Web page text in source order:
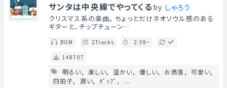
サンタは中央線でやってくる by しゃろう
クリスマス系の楽曲。 ちょっとだけネオソウル感のある
ギターと、チップチューン…
BGM 2Tracks
2:59~
148707
明るい 楽しい 温かい 優しい お洒落
可愛い
四拍子
遅い ﾎﾟｯﾌﾟ ...